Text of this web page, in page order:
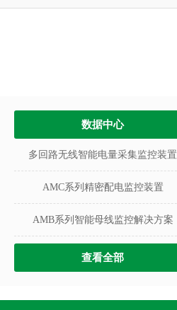
数据中心
多回路无线智能电量采集监控装置
AMC系列精密配电监控装置
AMB系列智能母线监控解决方案
查看全部